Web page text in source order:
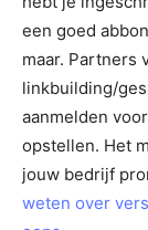
een goed
maar. Partners
linkbuilding/
aanmelden
opstellen. Het
jouw bedrijf
weten over